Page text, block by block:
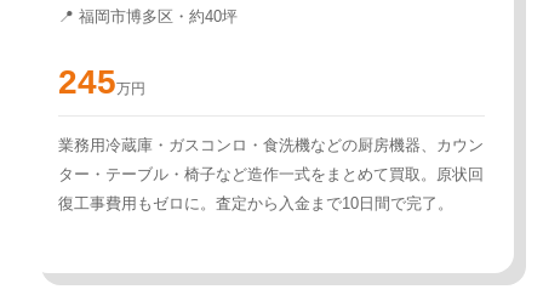
📍 福岡市博多区・約40坪
245万円
業務用冷蔵庫・ガスコンロ・食洗機などの厨房機器、カウン
ター・テーブル・椅子など造作一式をまとめて買取。原状回
復工事費用もゼロに。査定から入金まで10日間で完了。